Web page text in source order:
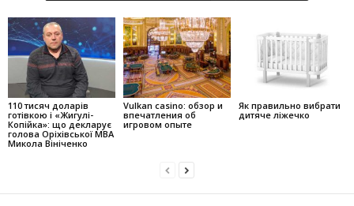
110 тисяч доларів
готівкою і «Жигулі-
Копійка»: що декларує
голова Оріхівської МВА
Микола Вініченко
Vulkan casino: обзор и
впечатления об
игровом опыте
Як правильно вибрати
дитяче ліжечко